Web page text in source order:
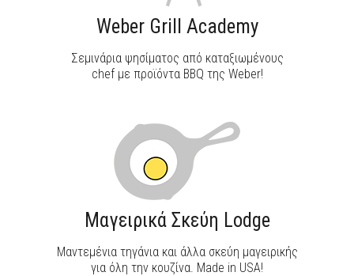
Weber Grill Academy
Σεμινάρια ψησίματος από καταξιωμένους
chef με προϊόντα BBQ της Weber!
Μαγειρικά Σκεύη Lodge
Μαντεμένια τηγάνια και άλλα σκεύη μαγειρικής
για όλη την κουζίνα. Made in USA!